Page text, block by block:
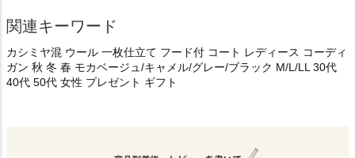
関連キーワード
カシミヤ混 ウール 一枚仕立て フード付 コート レディース コーディ
ガン 秋 冬 春 モカベージュ/キャメル/グレー/ブラック M/L/LL 30代
40代 50代 女性 プレゼント ギフト